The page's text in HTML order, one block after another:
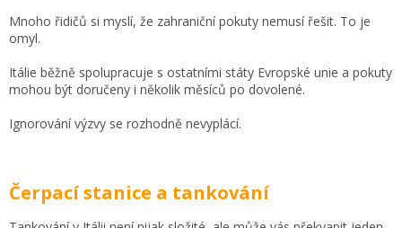
Mnoho řidičů si myslí, že zahraniční pokuty nemusí řešit. To je
omyl.
Itálie běžně spolupracuje s ostatními státy Evropské unie a pokuty
mohou být doručeny i několik měsíců po dovolené.
Ignorování výzvy se rozhodně nevyplácí.
Čerpací stanice a tankování